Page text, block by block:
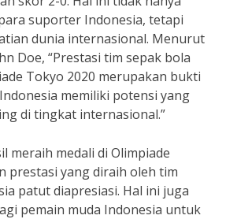
suporter Indonesia, tetapi
dunia internasional. Menurut
Doe, “Prestasi tim sepak bola
Tokyo 2020 merupakan bukti
memiliki potensi yang
di tingkat internasional.”
meraih medali di Olimpiade
prestasi yang diraih oleh tim
patut diapresiasi. Hal ini juga
pemain muda Indonesia untuk